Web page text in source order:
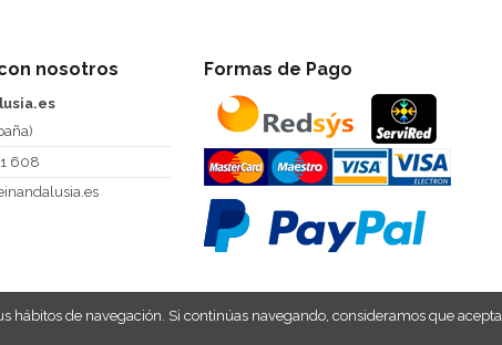
nosotros
608
Formas de Pago
de navegación. Si continúas navegando, consideramos que